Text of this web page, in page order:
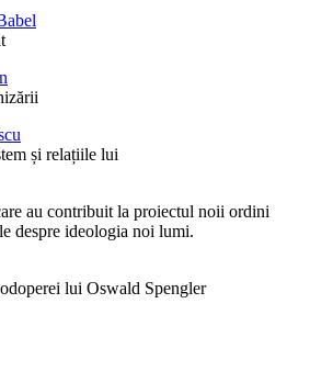
și relațiile lui
au contribuit la proiectul noii ordini
despre ideologia noi lumi.
lui Oswald Spengler